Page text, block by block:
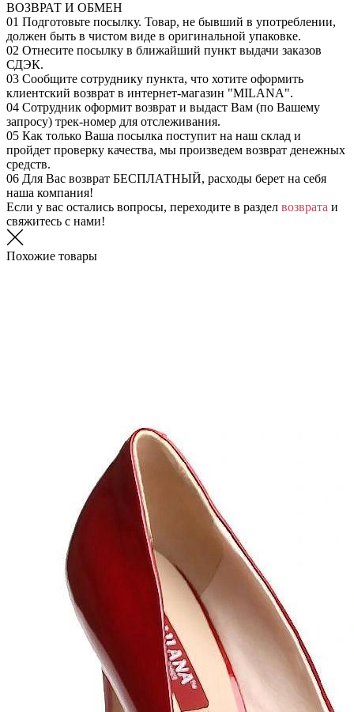
ВОЗВРАТ И ОБМЕН
01 Подготовьте посылку. Товар, не бывший в употреблении,
должен быть в чистом виде в оригинальной упаковке.
02 Отнесите посылку в ближайший пункт выдачи заказов
СДЭК.
03 Сообщите сотруднику пункта, что хотите оформить
клиентский возврат в интернет-магазин "MILANA".
04 Сотрудник оформит возврат и выдаст Вам (по Вашему
запросу) трек-номер для отслеживания.
05 Как только Ваша посылка поступит на наш склад и
пройдет проверку качества, мы произведем возврат денежных
средств.
06 Для Вас возврат БЕСПЛАТНЫЙ, расходы берет на себя
наша компания!
Если у вас остались вопросы, переходите в раздел возврата и
свяжитесь с нами!
Похожие товары